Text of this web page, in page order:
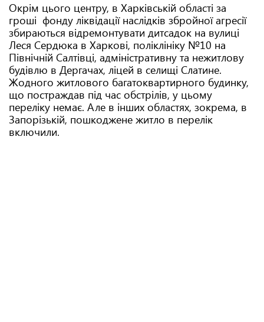
Окрім цього центру, в Харківській області за
гроші фонду ліквідації наслідків збройної агресії
збираються відремонтувати дитсадок на вулиці
Леся Сердюка в Харкові, поліклініку №10 на
Північній Салтівці, адміністративну та нежитлову
будівлю в Дергачах, ліцей в селищі Слатине.
Жодного житлового багатоквартирного будинку,
що постраждав під час обстрілів, у цьому
переліку немає. Але в інших областях, зокрема, в
Запорізькій, пошкоджене житло в перелік
включили.